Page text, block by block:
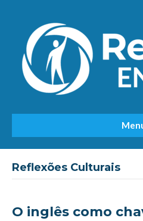
Reflexões Culturais
O inglês como